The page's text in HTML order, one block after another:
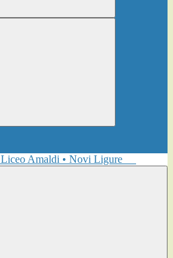
Liceo Amaldi • Novi Ligure